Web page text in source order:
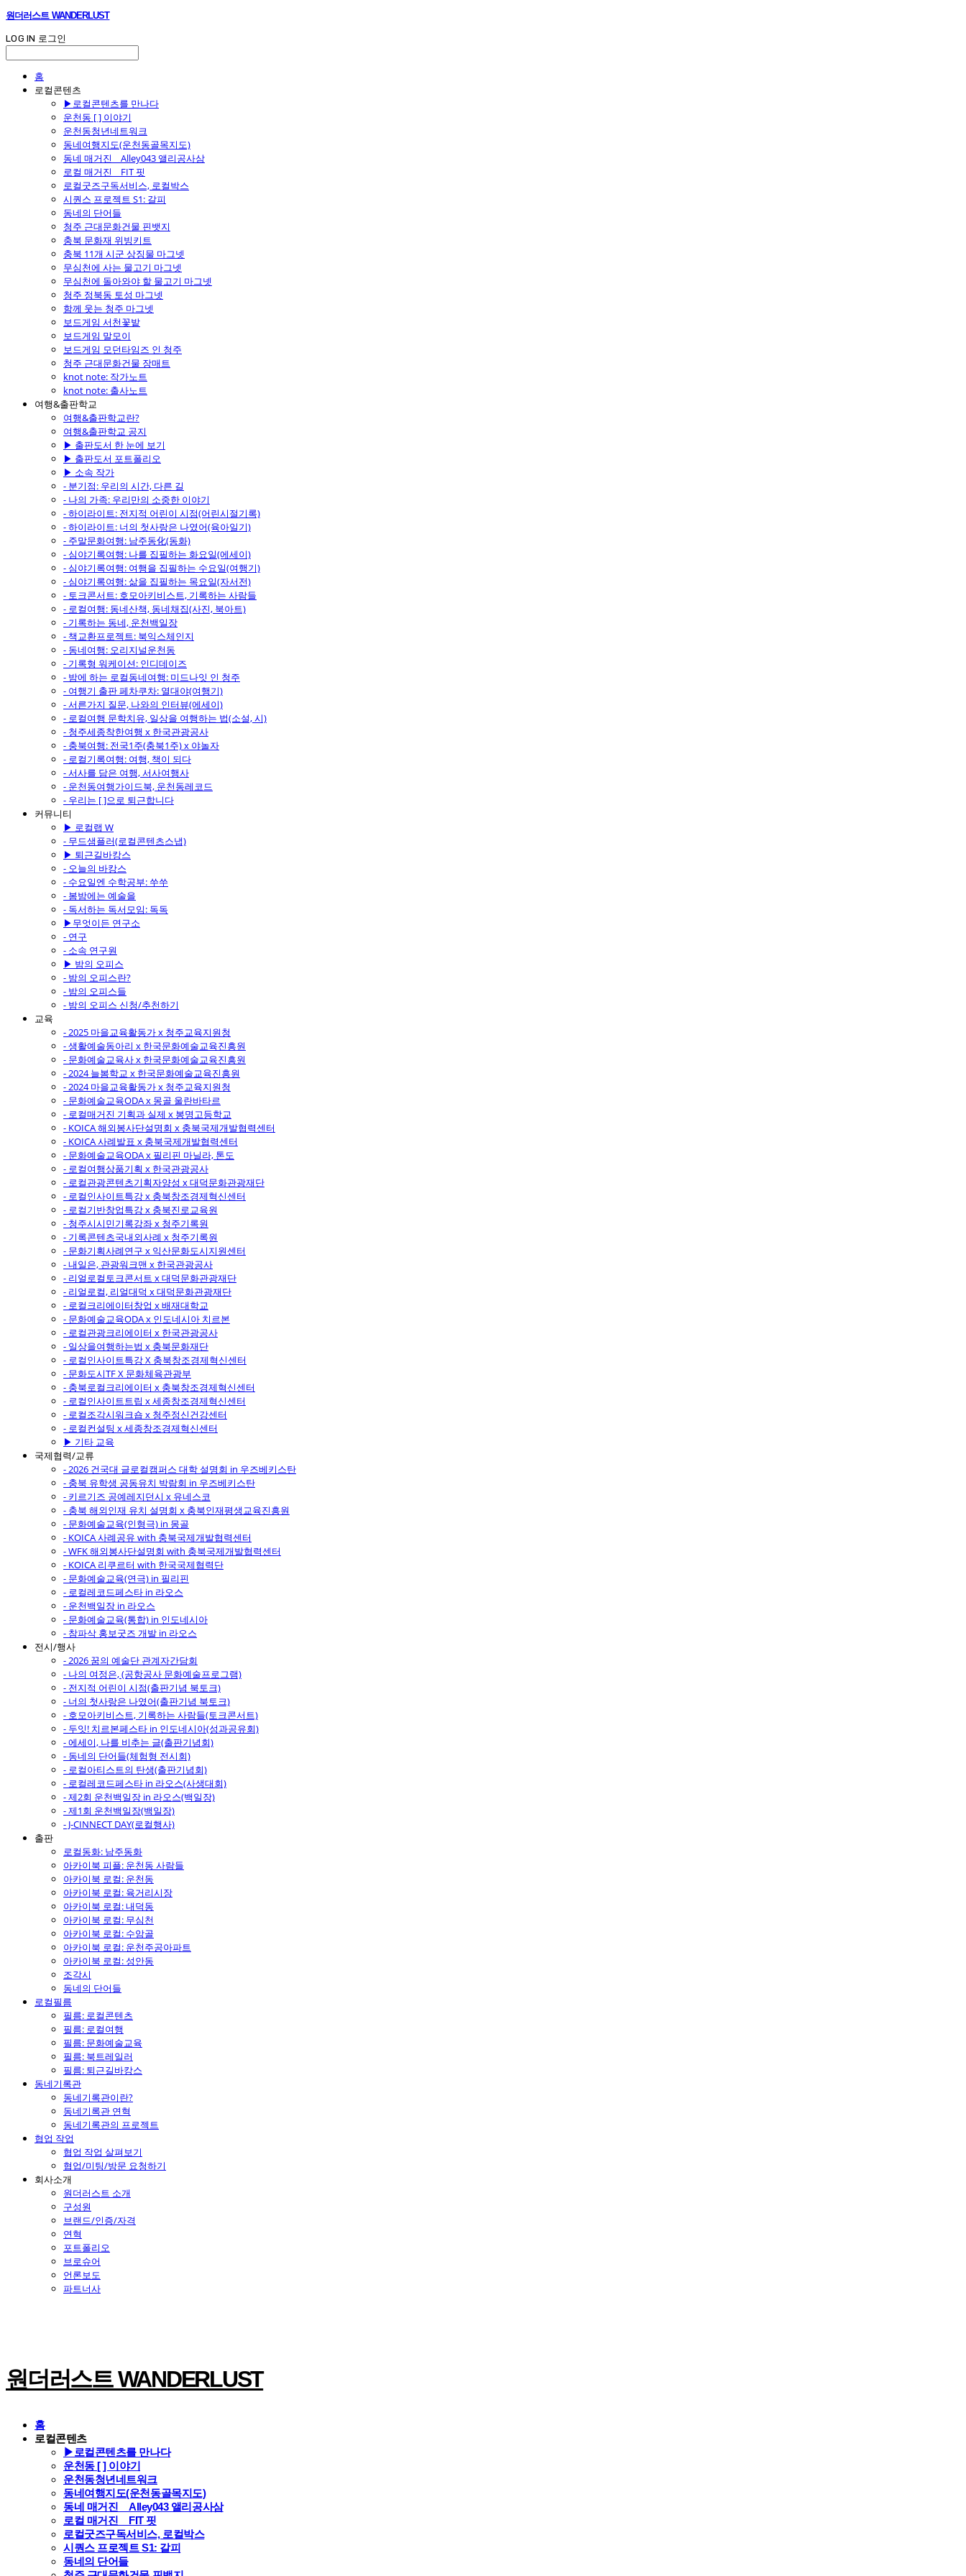
원더러스트 WANDERLUST
LOG IN 로그인
홈
로컬콘텐츠
▶로컬콘텐츠를 만나다
운천동 [ ] 이야기
운천동청년네트워크
동네여행지도(운천동골목지도)
동네 매거진 _ Alley043 앨리공사삼
로컬 매거진 _ FIT 핏
로컬굿즈구독서비스, 로컬박스
시퀀스 프로젝트 S1: 갈피
동네의 단어들
청주 근대문화건물 핀뱃지
충북 문화재 위빙키트
충북 11개 시군 상징물 마그넷
무심천에 사는 물고기 마그넷
무심천에 돌아와야 할 물고기 마그넷
청주 정북동 토성 마그넷
함께 웃는 청주 마그넷
보드게임 서천꽃밭
보드게임 말모이
보드게임 모던타임즈 인 청주
청주 근대문화건물 장매트
knot note: 작가노트
knot note: 출사노트
여행&출판학교
여행&출판학교란?
여행&출판학교 공지
▶ 출판도서 한 눈에 보기
▶ 출판도서 포트폴리오
▶ 소속 작가
- 분기점: 우리의 시간, 다른 길
- 나의 가족: 우리만의 소중한 이야기
- 하이라이트: 전지적 어린이 시점(어린시절기록)
- 하이라이트: 너의 첫사랑은 나였어(육아일기)
- 주말문화여행: 남주동化(동화)
- 심야기록여행: 나를 집필하는 화요일(에세이)
- 심야기록여행: 여행을 집필하는 수요일(여행기)
- 심야기록여행: 삶을 집필하는 목요일(자서전)
- 토크콘서트: 호모아키비스트, 기록하는 사람들
- 로컬여행: 동네산책, 동네채집(사진, 북아트)
- 기록하는 동네, 운천백일장
- 책교환프로젝트: 북익스체인지
- 동네여행: 오리지널운천동
- 기록형 워케이션: 인디데이즈
- 밤에 하는 로컬동네여행: 미드나잇 인 청주
- 여행기 출판 페차쿠차: 열대야(여행기)
- 서른가지 질문, 나와의 인터뷰(에세이)
- 로컬여행 문학치유, 일상을 여행하는 법(소설, 시)
- 청주세종착한여행 x 한국관광공사
- 충북여행: 전국1주(충북1주) x 야놀자
- 로컬기록여행: 여행, 책이 되다
- 서사를 담은 여행, 서사여행사
- 운천동여행가이드북, 운천동레코드
- 우리는 [ ]으로 퇴근합니다
커뮤니티
▶ 로컬랩 W
- 무드샘플러(로컬콘텐츠스냅)
▶ 퇴근길바캉스
- 오늘의 바캉스
- 수요일엔 수학공부: 쑤쑤
- 봄밤에는 예술을
- 독서하는 독서모임: 독독
▶무엇이든 연구소
- 연구
- 소속 연구원
▶ 밤의 오피스
- 밤의 오피스란?
- 밤의 오피스들
- 밤의 오피스 신청/추천하기
교육
- 2025 마을교육활동가 x 청주교육지원청
- 생활예술동아리 x 한국문화예술교육진흥원
- 문화예술교육사 x 한국문화예술교육진흥원
- 2024 늘봄학교 x 한국문화예술교육진흥원
- 2024 마을교육활동가 x 청주교육지원청
- 문화예술교육ODA x 몽골 울란바타르
- 로컬매거진 기획과 실제 x 봉명고등학교
- KOICA 해외봉사단설명회 x 충북국제개발협력센터
- KOICA 사례발표 x 충북국제개발협력센터
- 문화예술교육ODA x 필리핀 마닐라, 톤도
- 로컬여행상품기획 x 한국관광공사
- 로컬관광콘텐츠기획자양성 x 대덕문화관광재단
- 로컬인사이트특강 x 충북창조경제혁신센터
- 로컬기반창업특강 x 충북진로교육원
- 청주시시민기록강좌 x 청주기록원
- 기록콘텐츠국내외사례 x 청주기록원
- 문화기획사례연구 x 익산문화도시지원센터
- 내일은, 관광워크맨 x 한국관광공사
- 리얼로컬토크콘서트 x 대덕문화관광재단
- 리얼로컬, 리얼대덕 x 대덕문화관광재단
- 로컬크리에이터창업 x 배재대학교
- 문화예술교육ODA x 인도네시아 치르본
- 로컬관광크리에이터 x 한국관광공사
- 일상을여행하는법 x 충북문화재단
- 로컬인사이트특강 X 충북창조경제혁신센터
- 문화도시TF X 문화체육관광부
- 충북로컬크리에이터 x 충북창조경제혁신센터
- 로컬인사이트트립 x 세종창조경제혁신센터
- 로컬조각시워크숍 x 청주정신건강센터
- 로컬컨설팅 x 세종창조경제혁신센터
▶ 기타 교육
국제협력/교류
- 2026 건국대 글로컬캠퍼스 대학 설명회 in 우즈베키스탄
- 충북 유학생 공동유치 박람회 in 우즈베키스탄
- 키르기즈 공예레지던시 x 유네스코
- 충북 해외인재 유치 설명회 x 충북인재평생교육진흥원
- 문화예술교육(인형극) in 몽골
- KOICA 사례공유 with 충북국제개발협력센터
- WFK 해외봉사단설명회 with 충북국제개발협력센터
- KOICA 리쿠르터 with 한국국제협력단
- 문화예술교육(연극) in 필리핀
- 로컬레코드페스타 in 라오스
- 운천백일장 in 라오스
- 문화예술교육(통합) in 인도네시아
- 참파삭 홍보굿즈 개발 in 라오스
전시/행사
- 2026 꿈의 예술단 관계자간담회
- 나의 여정은, (공항공사 문화예술프로그램)
- 전지적 어린이 시점(출판기념 북토크)
- 너의 첫사랑은 나였어(출판기념 북토크)
- 호모아키비스트, 기록하는 사람들(토크콘서트)
- 두잇! 치르본페스타 in 인도네시아(성과공유회)
- 에세이, 나를 비추는 글(출판기념회)
- 동네의 단어들(체험형 전시회)
- 로컬아티스트의 탄생(출판기념회)
- 로컬레코드페스타 in 라오스(사생대회)
- 제2회 운천백일장 in 라오스(백일장)
- 제1회 운천백일장(백일장)
- J-CINNECT DAY(로컬행사)
출판
로컬동화: 남주동화
아카이북 피플: 운천동 사람들
아카이북 로컬: 운천동
아카이북 로컬: 육거리시장
아카이북 로컬: 내덕동
아카이북 로컬: 무심천
아카이북 로컬: 수암골
아카이북 로컬: 운천주공아파트
아카이북 로컬: 성안동
조각시
동네의 단어들
로컬필름
필름: 로컬콘텐츠
필름: 로컬여행
필름: 문화예술교육
필름: 북트레일러
필름: 퇴근길바캉스
동네기록관
동네기록관이란?
동네기록관 연혁
동네기록관의 프로젝트
협업 작업
협업 작업 살펴보기
협업/미팅/방문 요청하기
회사소개
원더러스트 소개
구성원
브랜드/인증/자격
연혁
포트폴리오
브로슈어
언론보도
파트너사
원더러스트 WANDERLUST
홈
로컬콘텐츠
▶로컬콘텐츠를 만나다
운천동 [ ] 이야기
운천동청년네트워크
동네여행지도(운천동골목지도)
동네 매거진 _ Alley043 앨리공사삼
로컬 매거진 _ FIT 핏
로컬굿즈구독서비스, 로컬박스
시퀀스 프로젝트 S1: 갈피
동네의 단어들